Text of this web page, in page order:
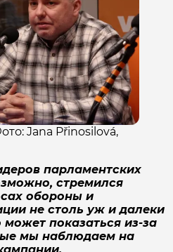
Jana Přinosilová,
парламентских
стремился
обороны и
не столь уж и далеки
может показаться из-за
мы наблюдаем на